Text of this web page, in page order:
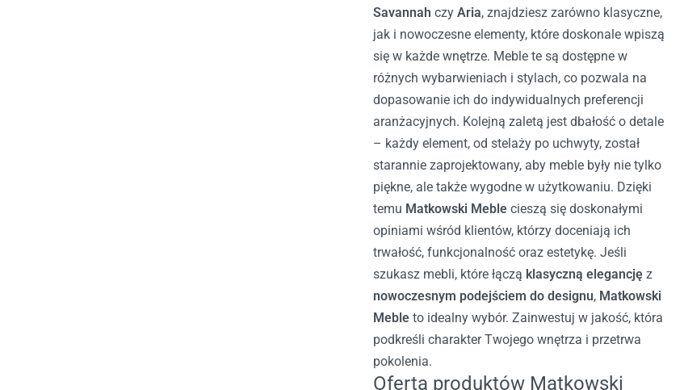
Savannah czyAria, znajdziesz zarówno klasyczne,
jak i nowoczesne elementy, które doskonale wpiszą
się w każde wnętrze. Meble te są dostępne w
różnych wybarwieniach i stylach, co pozwala na
dopasowanie ich do indywidualnych preferencji
aranżacyjnych. Kolejną zaletą jest dbałość o detale
– każdy element, od stelaży po uchwyty, został
starannie zaprojektowany, aby meble były nie tylko
piękne, ale także wygodne w użytkowaniu. Dzięki
temu Matkowski Meble cieszą się doskonałymi
opiniami wśród klientów, którzy doceniają ich
trwałość, funkcjonalność oraz estetykę. Jeśli
szukasz mebli, które łączą klasyczną elegancję z
nowoczesnym podejściem do designu, Matkowski
Meble to idealny wybór. Zainwestuj w jakość, która
podkreśli charakter Twojego wnętrza i przetrwa
pokolenia.
Oferta produktów Matkowski